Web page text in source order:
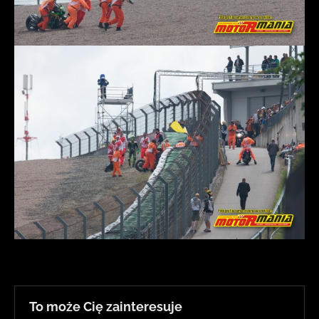
To może Cię zainteresuje